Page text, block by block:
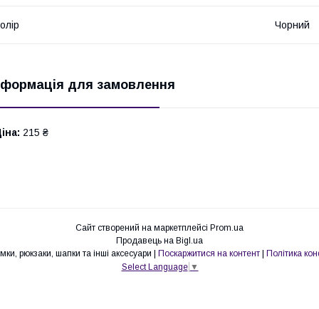
Чорний
для замовлення
215 ₴
Сайт створений на маркетплейсі Prom.ua
Продавець на Bigl.ua
Pull Store - Cумки, рюкзаки, шапки та інші аксесуари | Поскаржитися на контент | Політика
Select Language ▼